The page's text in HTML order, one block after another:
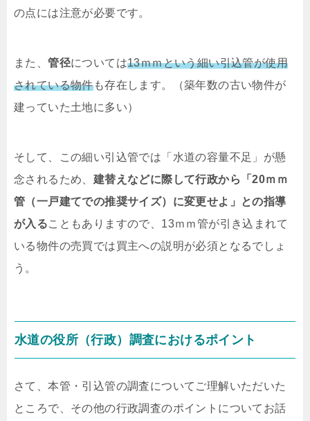
の点には注意が必要です。
また、管径については13ｍｍという細い引込管が使用
されている物件も存在します。（築年数の古い物件が
建っていた土地に多い）
そして、この細い引込管では「水道の容量不足」が懸
念されるため、 建替えなどに際して行政から「20ｍｍ
管（一戸建てでの推奨サイズ）に変更せよ」との指導
が入ることもありますので、13ｍｍ管が引き込まれて
いる物件の売買では買主への説明が必須となるでしょ
う。
水道の役所（行政）調査におけるポイント
さて、本管・引込管の調査についてご理解いただいた
ところで、その他の行政調査のポイントについてお話